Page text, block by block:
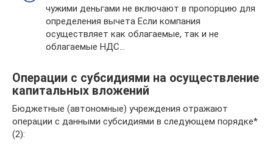
чужими деньгами не включают в пропорцию для
определения вычета Если компания
осуществляет как облагаемые, так и не
облагаемые НДС…
Операции с субсидиями на осуществление
капитальных вложений
Бюджетные (автономные) учреждения отражают
операции с данными субсидиями в следующем порядке*
(2):